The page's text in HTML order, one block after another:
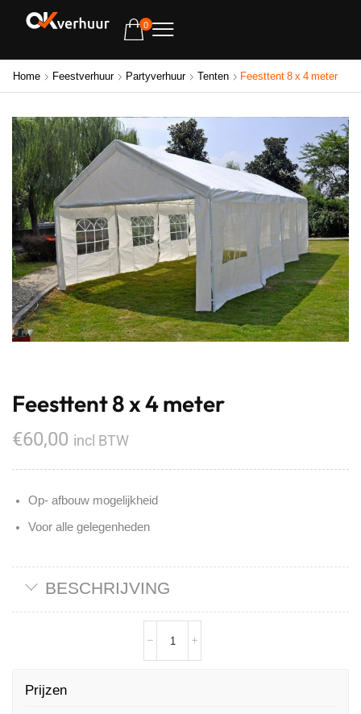
0
Home Feestverhuur Partyverhuur Tenten Feesttent 8 x 4 meter
Feesttent 8 x 4 meter
€60,00 incl BTW
Op- afbouw mogelijkheid
Voor alle gelegenheden
BESCHRIJVING
Prijzen